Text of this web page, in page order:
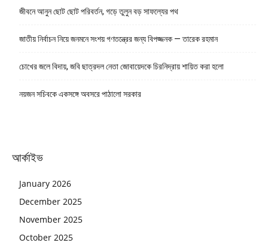
জীবনে আনুন ছোট ছোট পরিবর্তন, গড়ে তুলুন বড় সাফল্যের পথ
জাতীয় নির্বাচন নিয়ে জনমনে সংশয় গণতন্ত্রের জন্য বিপজ্জনক — তারেক রহমান
চোখের জলে বিদায়, জবি ছাত্রদল নেতা জোবায়েদকে চিরনিদ্রায় শায়িত করা হলো
নয়জন সচিবকে একসঙ্গে অবসরে পাঠালো সরকার
আর্কাইভ
January 2026
December 2025
November 2025
October 2025